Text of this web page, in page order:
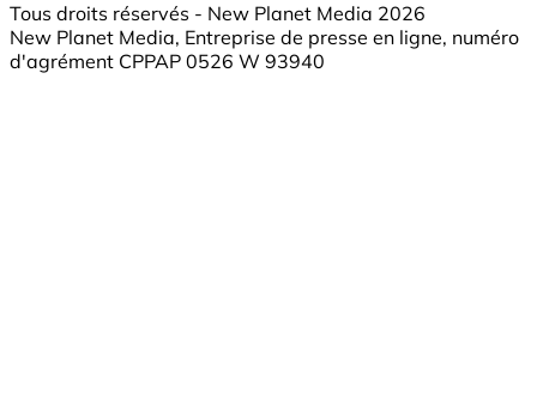
Tous droits réservés - New Planet Media 2026
New Planet Media, Entreprise de presse en ligne, numéro
d'agrément CPPAP 0526 W 93940